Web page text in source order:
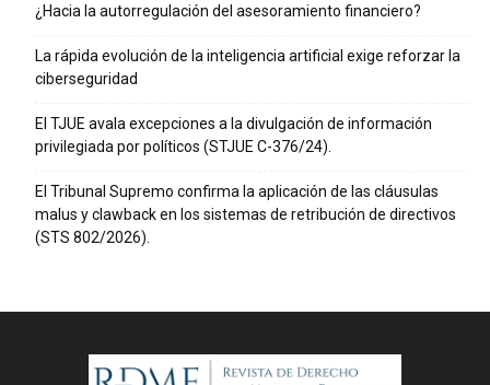
¿Hacia la autorregulación del asesoramiento financiero?
La rápida evolución de la inteligencia artificial exige reforzar la
ciberseguridad
El TJUE avala excepciones a la divulgación de información
privilegiada por políticos (STJUE C-376/24).
El Tribunal Supremo confirma la aplicación de las cláusulas
malus y clawback en los sistemas de retribución de directivos
(STS 802/2026).